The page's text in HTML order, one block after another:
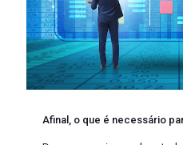
Afinal, o que é necessário